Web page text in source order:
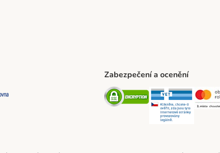
Method
Method
Balíkovna Shipping Method
Zabezpečení a ocenění
Security Security